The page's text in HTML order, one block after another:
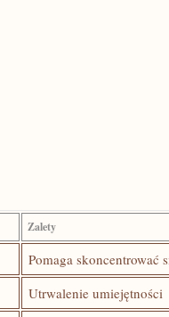
Zalety
Pomaga‍ skoncentrować
Utrwalenie umiejętności